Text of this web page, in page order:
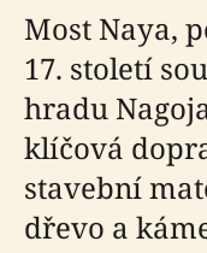
Most Naya,
17. století
hradu
klíčová
stavební
dřevo a